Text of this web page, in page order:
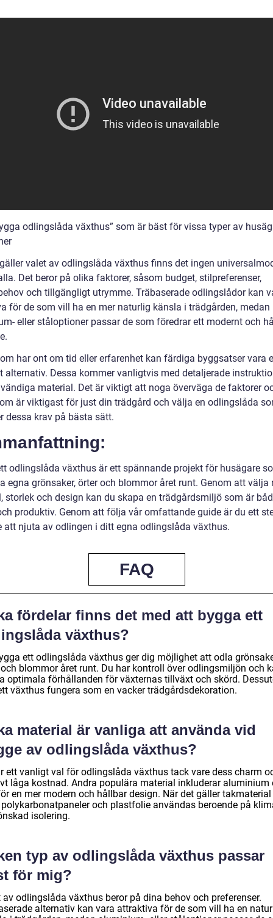
odlingslåda växthus” som är bäst för vissa typer av
valet av odlingslåda växthus finns det ingen
Det beror på olika faktorer, såsom budget, stilpreferenser,
och tillgängligt utrymme. Träbaserade odlingslådor kan
för de som vill ha en mer naturlig känsla i trädgården, medan
eller ståloptioner passar de som föredrar ett modernt och
har ont om tid eller erfarenhet kan färdiga byggsatser vara
alternativ. Dessa kommer vanligtvis med detaljerade
material. Det är viktigt att noga överväga de faktorer
är viktigast för just din trädgård och välja en odlingslåda
dessa krav på bästa sätt.
odlingslåda växthus är ett spännande projekt för husägare
egna grönsaker, örter och blommor året runt. Genom att välja
storlek och design kan du skapa en trädgårdsmiljö som är
produktiv. Genom att följa vår omfattande guide är du ett
att njuta av odlingen i ditt egna odlingslåda växthus.
FAQ
fördelar finns det med att bygga ett
växthus?
ett odlingslåda växthus ger dig möjlighet att odla
blommor året runt. Du har kontroll över odlingsmiljön och
optimala förhållanden för växternas tillväxt och skörd.
växthus fungera som en vacker trädgårdsdekoration.
material är vanliga att använda vid
av odlingslåda växthus?
ett vanligt val för odlingslåda växthus tack vare dess charm
låga kostnad. Andra populära material inkluderar aluminium
en mer modern och hållbar design. När det gäller
och plastfolie användas beroende på
isolering.
typ av odlingslåda växthus passar
för mig?
av odlingslåda växthus beror på dina behov och preferenser.
alternativ kan vara attraktiva för de som vill ha en